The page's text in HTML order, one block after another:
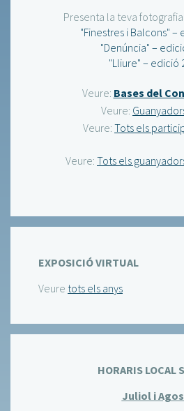
Presenta la teva
"Finestres i Balcons" –
"Denúncia" –
"Lliure" – edició
Veure: Bases del
Veure:
Veure: Tots els
Veure: Tots els
EXPOSICIÓ VIRTUAL
Veure tots els anys
HORARIS LOCAL
Juliol i